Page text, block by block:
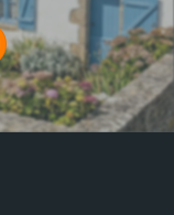
adaptée.